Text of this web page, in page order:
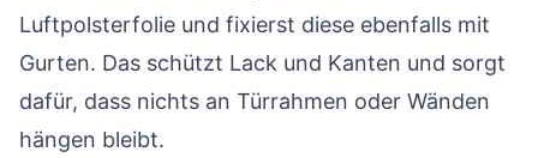
Luftpolsterfolie und fixierst diese ebenfalls mit
Gurten. Das schützt Lack und Kanten und sorgt
dafür, dass nichts an Türrahmen oder Wänden
hängen bleibt.